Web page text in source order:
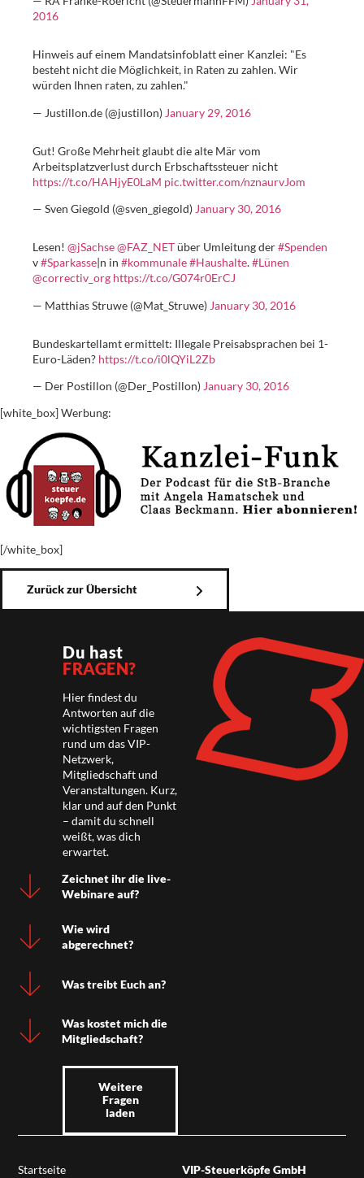
2016
Hinweis auf einem Mandatsinfoblatt einer Kanzlei: "Es
besteht nicht die Möglichkeit, in Raten zu zahlen. Wir
würden Ihnen raten, zu zahlen."
— Justillon.de (@justillon) January 29, 2016
Gut! Große Mehrheit glaubt die alte Mär vom
Arbeitsplatzverlust durch Erbschaftssteuer nicht
https://t.co/HAHjyE0LaM pic.twitter.com/nznaurvJom
— Sven Giegold (@sven_giegold) January 30, 2016
Lesen! @jSachse@FAZ_NETüber Umleitung der#Spenden
v#Sparkasse|n in #kommunale#Haushalte.#Lünen
@correctiv_org https://t.co/G074r0ErCJ
— Matthias Struwe (@Mat_Struwe) January 30, 2016
Bundeskartellamt ermittelt: Illegale Preisabsprachen bei 1-
Euro-Läden? https://t.co/i0lQYiL2Zb
— Der Postillon (@Der_Postillon) January 30, 2016
[white_box] Werbung:
[/white_box]
Zurück zur Übersicht
Du hast
FRAGEN?
Hier findest du
Antworten auf die
wichtigsten Fragen
rund um das VIP-
Netzwerk,
Mitgliedschaft und
Veranstaltungen. Kurz,
klar und auf den Punkt
– damit du schnell
weißt, was dich
erwartet.
Zeichnet ihr die live-
Webinare auf?
Wie wird
abgerechnet?
Was treibt Euch an?
Was kostet mich die
Mitgliedschaft?
Weitere
Fragen
laden
Startseite VIP-Steuerköpfe GmbH